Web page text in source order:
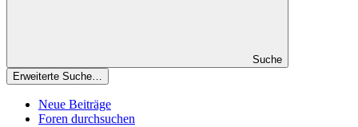
Suche
Erweiterte Suche…
Neue Beiträge
Foren durchsuchen